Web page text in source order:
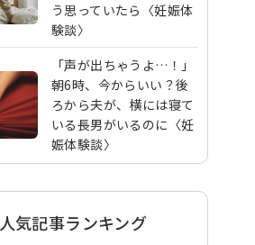
う思っていたら〈妊娠体
験談〉
「声が出ちゃうよ…！」
朝6時、今からいい？後
ろから夫が、横には寝て
いる長男がいるのに〈妊
娠体験談〉
人気記事ランキング